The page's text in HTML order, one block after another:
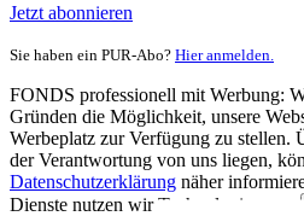
Jetzt abonnieren
Sie haben ein PUR-Abo? Hier anmelden.
FONDS professionell mit Werbung:
Gründen die Möglichkeit, unsere
Werbeplatz zur Verfügung zu stellen.
der Verantwortung von uns liegen,
Datenschutzerklärung näher
Dienste nutzen wir Technologien von